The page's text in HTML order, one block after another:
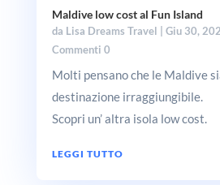
Maldive low cost al Fun Island
da Lisa Dreams Travel Giu 30,
Commenti 0
Molti pensano che le Maldive
destinazione irraggiungibile.
Scopri un’ altra isola low cost.
LEGGI TUTTO